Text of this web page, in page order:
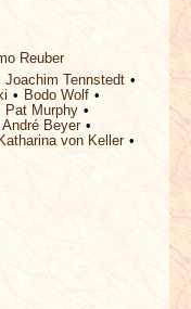
Reuber
Joachim Tennstedt
Bodo Wolf
Pat Murphy
André Beyer
von Keller